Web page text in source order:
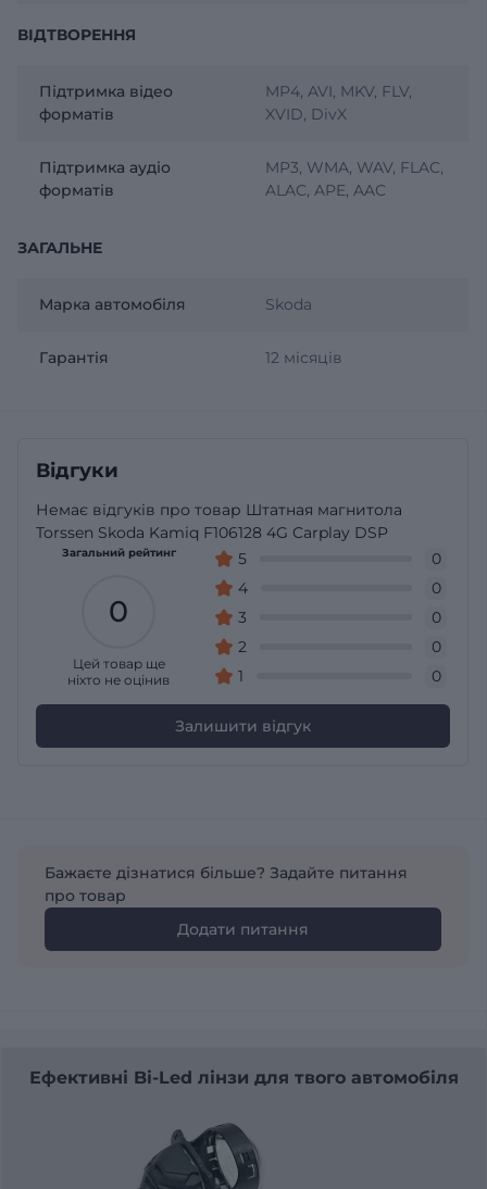
ВІДТВОРЕННЯ
Підтримка відео
форматів
MP4, AVI, MKV, FLV,
XVID, DivX
Підтримка аудіо
форматів
MP3, WMA, WAV, FLAC,
ALAC, APE, AAC
ЗАГАЛЬНЕ
Марка автомобіля Skoda
Гарантія 12 місяців
Відгуки
Немає відгуків про товар Штатная магнитола
Torssen Skoda Kamiq F106128 4G Carplay DSP
Загальний рейтинг
0
Цей товар ще
ніхто не оцінив
5
0
4
0
3
0
2
0
1
0
Залишити відгук
Бажаєте дізнатися більше? Задайте питання
про товар
Додати питання
Ефективні Bi-Led лінзи для твого автомобіля